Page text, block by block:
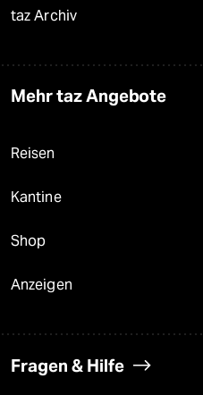
taz Archiv
Mehr taz Angebote
Reisen
Kantine
Shop
Anzeigen
Fragen & Hilfe